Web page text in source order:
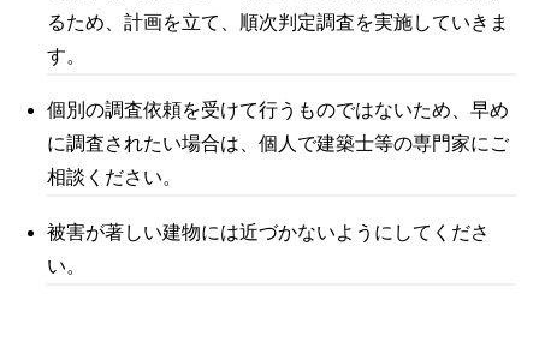
るため、計画を立て、順次判定調査を実施していきま
す。
個別の調査依頼を受けて行うものではないため、早め
に調査されたい場合は、個人で建築士等の専門家にご
相談ください。
被害が著しい建物には近づかないようにしてくださ
い。